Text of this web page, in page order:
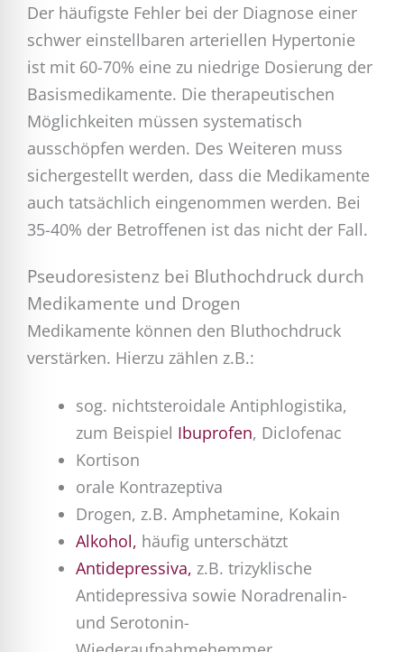
Der häufigste Fehler bei der Diagnose einer
schwer einstellbaren arteriellen Hypertonie
ist mit 60-70% eine zu niedrige Dosierung der
Basismedikamente. Die therapeutischen
Möglichkeiten müssen systematisch
ausschöpfen werden. Des Weiteren muss
sichergestellt werden, dass die Medikamente
auch tatsächlich eingenommen werden. Bei
35-40% der Betroffenen ist das nicht der Fall.
Pseudoresistenz bei Bluthochdruck durch
Medikamente und Drogen
Medikamente können den Bluthochdruck
verstärken. Hierzu zählen z.B.:
sog. nichtsteroidale Antiphlogistika,
zum Beispiel Ibuprofen, Diclofenac
Kortison
orale Kontrazeptiva
Drogen, z.B. Amphetamine, Kokain
Alkohol, häufig unterschätzt
Antidepressiva, z.B. trizyklische
Antidepressiva sowie Noradrenalin-
und Serotonin-